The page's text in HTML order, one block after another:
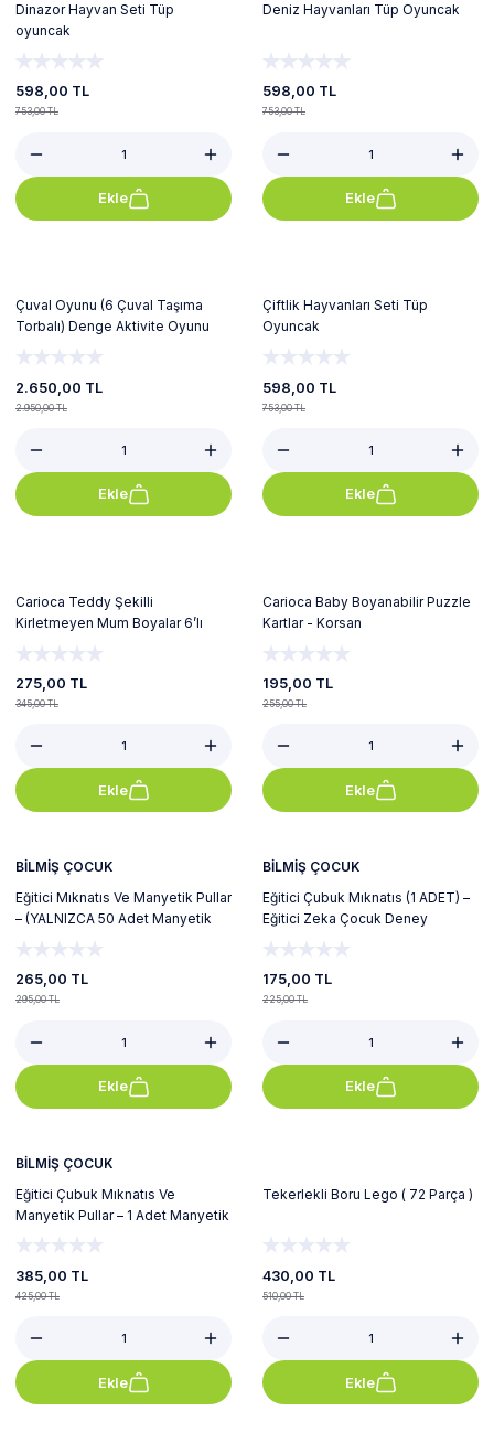
Dinazor Hayvan Seti Tüp
oyuncak
598,00 TL
753,00 TL
Ekle
Deniz Hayvanları Tüp Oyuncak
598,00 TL
753,00 TL
Ekle
Çuval Oyunu (6 Çuval Taşıma
Torbalı) Denge Aktivite Oyunu
2.650,00 TL
2.950,00 TL
Ekle
Çiftlik Hayvanları Seti Tüp
Oyuncak
598,00 TL
753,00 TL
Ekle
Carioca Teddy Şekilli
Kirletmeyen Mum Boyalar 6’lı
275,00 TL
345,00 TL
Ekle
Carioca Baby Boyanabilir Puzzle
Kartlar - Korsan
195,00 TL
255,00 TL
Ekle
BİLMİŞ ÇOCUK
Eğitici Mıknatıs Ve Manyetik Pullar
– (YALNIZCA 50 Adet Manyetik
Pul)
265,00 TL
295,00 TL
Ekle
BİLMİŞ ÇOCUK
Eğitici Çubuk Mıknatıs (1 ADET) –
Eğitici Zeka Çocuk Deney
Manyetik Mıknatıs
175,00 TL
225,00 TL
Ekle
BİLMİŞ ÇOCUK
Eğitici Çubuk Mıknatıs Ve
Manyetik Pullar – 1 Adet Manyetik
Çubuk ve 50 Adet Manyetik Pul
385,00 TL
425,00 TL
Ekle
Tekerlekli Boru Lego ( 72 Parça )
430,00 TL
510,00 TL
Ekle